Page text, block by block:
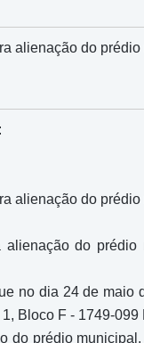
alienação do
alienação do
alienação do
no dia 24 de
Bloco F - 1749-
do prédio